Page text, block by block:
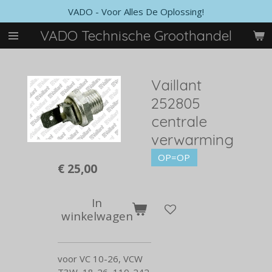
direct
naar
de
VADO Technische Groothandel
VADO - Voor Alles De Oplossing!
Vaillant
252805
centrale
verwarming
OP=OP
€ 25,00
In
winkelwagen
voor VC 10-26, VCW